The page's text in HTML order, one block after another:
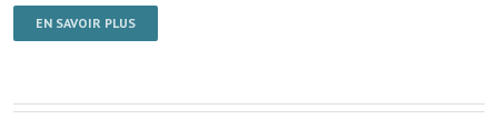
EN SAVOIR PLUS